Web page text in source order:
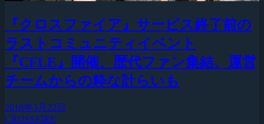
『クロスファイア』サービス終了前の
ラストコミュニティイベント
『CFLE』開催、歴代ファン集結、運営
チームからの粋な計らいも
2018年3月22日
CROSSFIRE